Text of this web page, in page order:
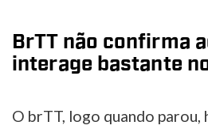
BrTT não confirma
interage bastante
O brTT, logo quando parou,